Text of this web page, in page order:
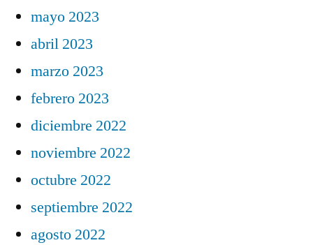
mayo 2023
abril 2023
marzo 2023
febrero 2023
diciembre 2022
noviembre 2022
octubre 2022
septiembre 2022
agosto 2022